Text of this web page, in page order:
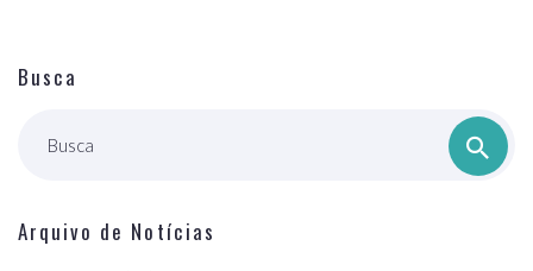
Busca
Busca
Arquivo de Notícias